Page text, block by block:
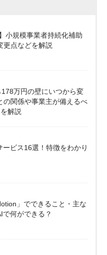
小規模事業者持続化補助
更点などを解説
万円の壁にいつから変
の関係や事業主が備えるべ
解説
ービス16選！特徴をわかり
」でできること・主な
で何ができる？